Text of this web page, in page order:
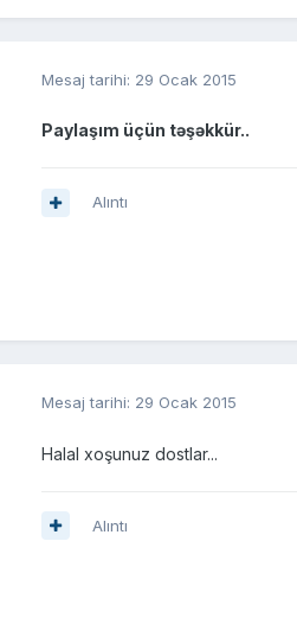
Mesaj tarihi: 29 Ocak 2015
Paylaşım üçün təşəkkür..
Alıntı
Mesaj tarihi: 29 Ocak 2015
Halal xoşunuz dostlar...
Alıntı